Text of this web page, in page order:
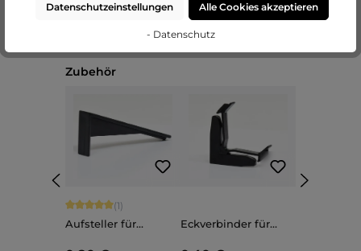
Produktgalerie überspringen
Zubehör
Durchschnittliche Bewertung von 5 von 5 Sternen
(1)
Aufsteller für
Sara
Eckverbinder für
Sara
Datenschutzeinstellungen Alle Cookies akzeptieren
- Datenschutz